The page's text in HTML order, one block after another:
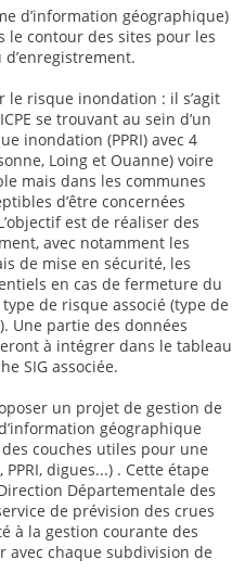
d’information géographique)
le contour des sites pour les
d’enregistrement.
le risque inondation : il s’agit
se trouvant au sein d’un
inondation (PPRI) avec 4
Loing et Ouanne) voire
mais dans les communes
d’être concernées
est de réaliser des
avec notamment les
de mise en sécurité, les
en cas de fermeture du
de risque associé (type de
Une partie des données
à intégrer dans le tableau
SIG associée.
un projet de gestion de
géographique
couches utiles pour une
digues...) . Cette étape
Départementale des
de prévision des crues
à la gestion courante des
avec chaque subdivision de